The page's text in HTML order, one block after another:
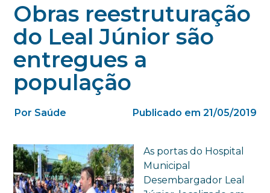
Obras reestruturação
do Leal Júnior são
entregues a
população
Por Saúde Publicado em 21/05/2019
As portas do Hospital
Municipal
Desembargador Leal